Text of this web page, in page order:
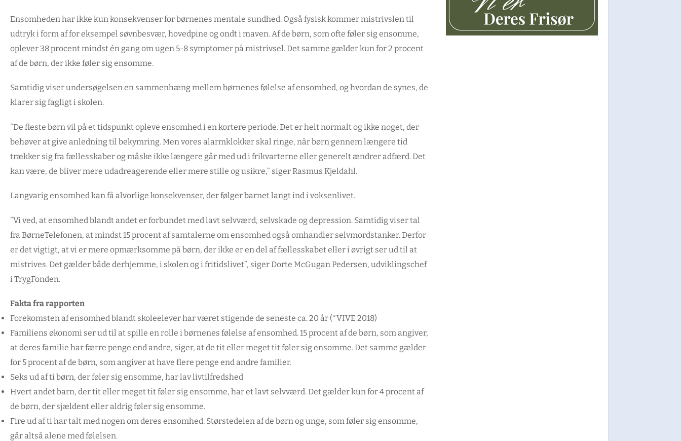
Ensomheden har ikke kun konsekvenser for børnenes mentale sundhed. Også fysisk kommer mistrivslen til
udtryk i form af for eksempel søvnbesvær, hovedpine og ondt i maven. Af de børn, som ofte føler sig ensomme,
oplever 38 procent mindst én gang om ugen 5-8 symptomer på mistrivsel. Det samme gælder kun for 2 procent
af de børn, der ikke føler sig ensomme.
Samtidig viser undersøgelsen en sammenhæng mellem børnenes følelse af ensomhed, og hvordan de synes, de
klarer sig fagligt i skolen.
”De fleste børn vil på et tidspunkt opleve ensomhed i en kortere periode. Det er helt normalt og ikke noget, der
behøver at give anledning til bekymring. Men vores alarmklokker skal ringe, når børn gennem længere tid
trækker sig fra fællesskaber og måske ikke længere går med ud i frikvarterne eller generelt ændrer adfærd. Det
kan være, de bliver mere udadreagerende eller mere stille og usikre,” siger Rasmus Kjeldahl.
Langvarig ensomhed kan få alvorlige konsekvenser, der følger barnet langt ind i voksenlivet.
”Vi ved, at ensomhed blandt andet er forbundet med lavt selvværd, selvskade og depression. Samtidig viser tal
fra BørneTelefonen, at mindst 15 procent af samtalerne om ensomhed også omhandler selvmordstanker. Derfor
er det vigtigt, at vi er mere opmærksomme på børn, der ikke er en del af fællesskabet eller i øvrigt ser ud til at
mistrives. Det gælder både derhjemme, i skolen og i fritidslivet”, siger Dorte McGugan Pedersen, udviklingschef
i TrygFonden.
Fakta fra rapporten
Forekomsten af ensomhed blandt skoleelever har været stigende de seneste ca. 20 år (*VIVE 2018)
Familiens økonomi ser ud til at spille en rolle i børnenes følelse af ensomhed. 15 procent af de børn, som angiver,
at deres familie har færre penge end andre, siger, at de tit eller meget tit føler sig ensomme. Det samme gælder
for 5 procent af de børn, som angiver at have flere penge end andre familier.
Seks ud af ti børn, der føler sig ensomme, har lav livtilfredshed
Hvert andet barn, der tit eller meget tit føler sig ensomme, har et lavt selvværd. Det gælder kun for 4 procent af
de børn, der sjældent eller aldrig føler sig ensomme.
Fire ud af ti har talt med nogen om deres ensomhed. Størstedelen af de børn og unge, som føler sig ensomme,
går altså alene med følelsen.